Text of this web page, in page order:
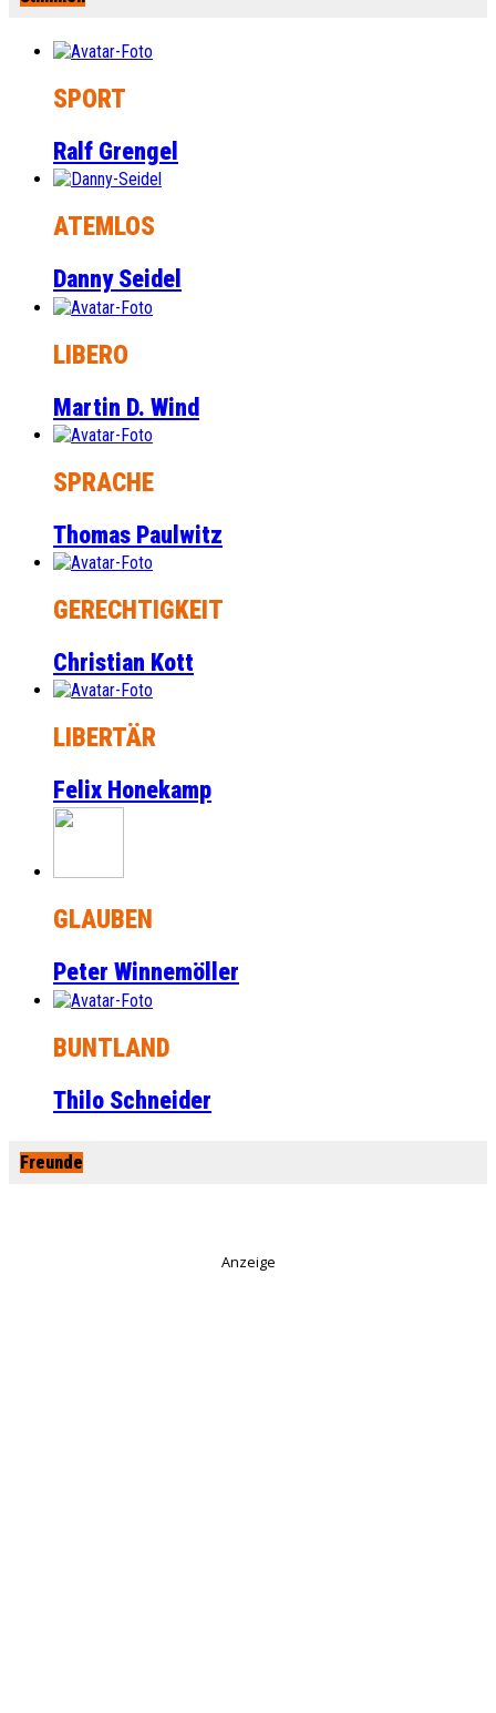
SPORT
Ralf Grengel
ATEMLOS
Danny Seidel
LIBERO
Martin D. Wind
SPRACHE
Thomas Paulwitz
GERECHTIGKEIT
Christian Kott
LIBERTÄR
Felix Honekamp
GLAUBEN
Peter Winnemöller
BUNTLAND
Thilo Schneider
Freunde
Anzeige